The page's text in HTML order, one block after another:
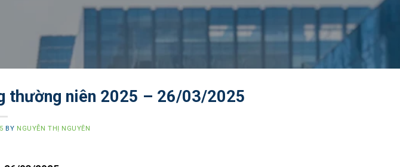
thường niên 2025 – 26/03/2025
BY NGUYỄN THỊ NGUYÊN